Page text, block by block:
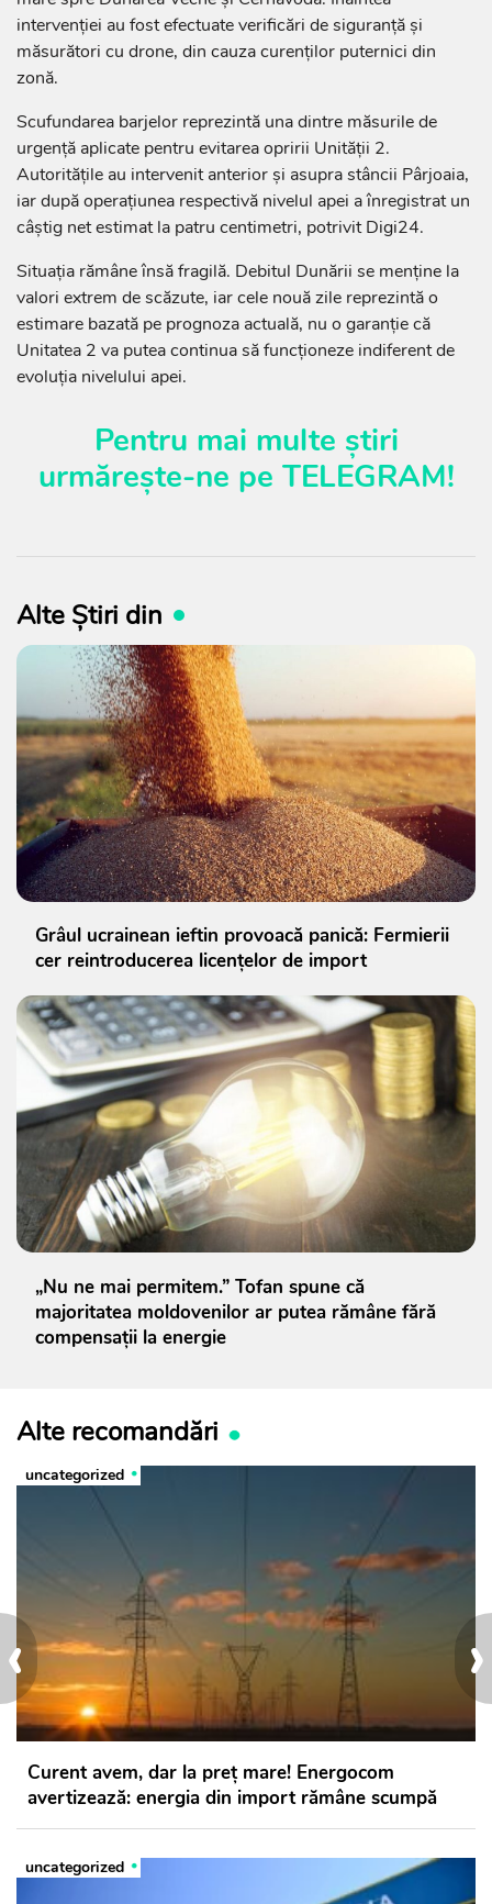
›
‹
intervenției au fost efectuate verificări de siguranță și
măsurători cu drone, din cauza curenților puternici din
zonă.
Scufundarea barjelor reprezintă una dintre măsurile de
urgență aplicate pentru evitarea opririi Unității 2.
Autoritățile au intervenit anterior și asupra stâncii Pârjoaia,
iar după operațiunea respectivă nivelul apei a înregistrat un
câștig net estimat la patru centimetri, potrivit Digi24.
Situația rămâne însă fragilă. Debitul Dunării se menține la
valori extrem de scăzute, iar cele nouă zile reprezintă o
estimare bazată pe prognoza actuală, nu o garanție că
Unitatea 2 va putea continua să funcționeze indiferent de
evoluția nivelului apei.
Pentru mai multe știri
urmărește-ne pe TELEGRAM!
Alte Știri din
Grâul ucrainean ieftin provoacă panică: Fermierii
cer reintroducerea licențelor de import
„Nu ne mai permitem.” Tofan spune că
majoritatea moldovenilor ar putea rămâne fără
compensații la energie
Alte recomandări
uncategorized
Curent avem, dar la preț mare! Energocom
avertizează: energia din import rămâne scumpă
uncategorized